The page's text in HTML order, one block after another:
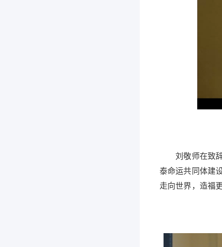
刘敬师在致辞
泰命运共同体建
走向世界，造福